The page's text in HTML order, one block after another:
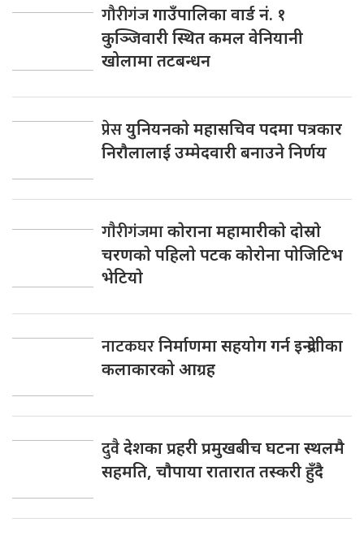
गौरीगंजगाउँपालिका वार्ड नं. १
कुञ्जिवारी स्थित कमल वेनियानी
खोलामा तटबन्धन
प्रेसयुनियनकाे महासचिव पदमा पत्रकार
निराैलालाई उम्मेदवारी बनाउने निर्णय
गाैरीगंजमाकाेराना महामारीकाे दाेस्राे
चरणकाे पहिलाे पटक काेराेना पाेजिटिभ
भेटियाे
नाटकघरनिर्माणमा सहयोग गर्न इन्द्रेणीका
कलाकारको आग्रह
दुवैदेशका प्रहरी प्रमुखबीच घटना स्थलमै
सहमति, चाैपाया रातारात तस्करी हुँदै